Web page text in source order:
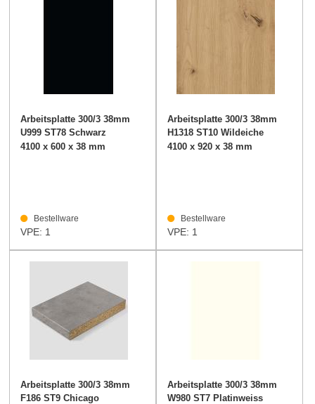
Arbeitsplatte 300/3 38mm
U999 ST78 Schwarz
4100 x 600 x 38 mm
Bestellware
VPE: 1
Arbeitsplatte 300/3 38mm
H1318 ST10 Wildeiche
natur
4100 x 920 x 38 mm
Bestellware
VPE: 1
Arbeitsplatte 300/3 38mm
F186 ST9 Chicago
Arbeitsplatte 300/3 38mm
W980 ST7 Platinweiss